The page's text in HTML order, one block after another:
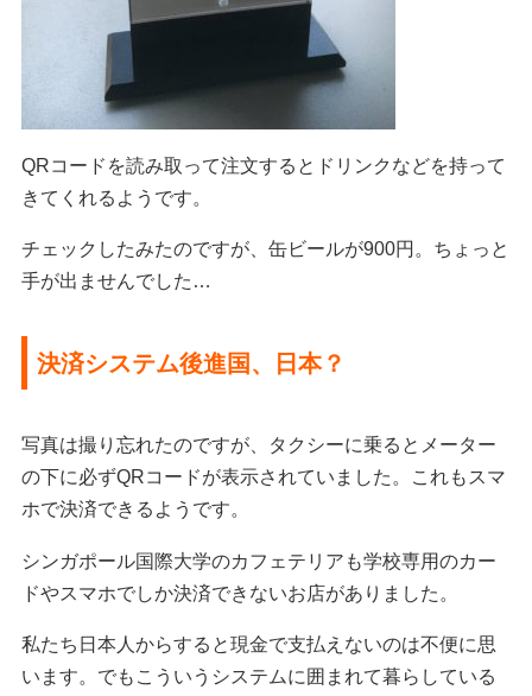
QRコードを読み取って注文するとドリンクなどを持って
きてくれるようです。
チェックしたみたのですが、缶ビールが900円。ちょっと
手が出ませんでした…
決済システム後進国、日本？
写真は撮り忘れたのですが、タクシーに乗るとメーター
の下に必ずQRコードが表示されていました。これもスマ
ホで決済できるようです。
シンガポール国際大学のカフェテリアも学校専用のカー
ドやスマホでしか決済できないお店がありました。
私たち日本人からすると現金で支払えないのは不便に思
います。でもこういうシステムに囲まれて暮らしている